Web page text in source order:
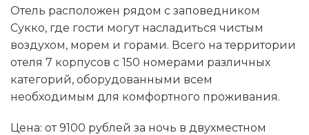
Отель расположен рядом с заповедником
Сукко, где гости могут насладиться чистым
воздухом, морем и горами. Всего на территории
отеля 7 корпусов с 150 номерами различных
категорий, оборудованными всем
необходимым для комфортного проживания.
Цена: от 9100 рублей за ночь в двухместном